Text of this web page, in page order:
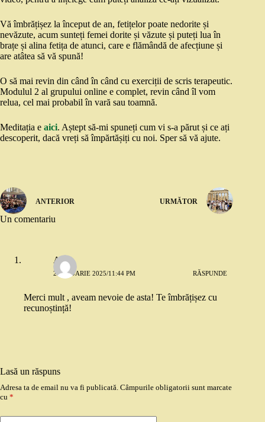
Vă îmbrățișez la început de an, fetițelor poate nedorite și
nevăzute, acum sunteți femei dorite și văzute și puteți lua în
brațe și alina fetița de atunci, care e flămândă de afecțiune și
are atâtea să vă spună!
O să mai revin din când în când cu exerciții de scris terapeutic.
Modulul 2 al grupului online e complet, revin când îl vom
relua, cel mai probabil în vară sau toamnă.
Meditația e aici. Aștept să-mi spuneți cum vi s-a părut și ce ați
descoperit, dacă vreți să împărtășiți cu noi. Sper să vă ajute.
ANTERIOR URMĂTOR
Un comentariu
Ana
2 IANUARIE 2025/11:44 PM RĂSPUNDE
Merci mult , aveam nevoie de asta! Te îmbrățișez cu
recunoștință!
Lasă un răspuns
Adresa ta de email nu va fi publicată. Câmpurile obligatorii sunt marcate
cu *